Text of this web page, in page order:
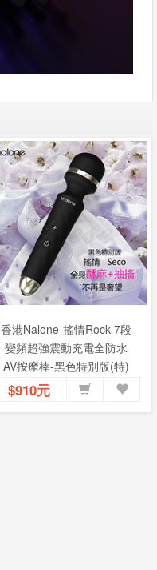
香港Nalone-搖情Rock 7段
變頻超強震動充電全防水
AV按摩棒-黑色特別版(特)
$910元